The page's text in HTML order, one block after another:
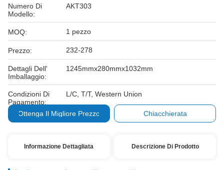
Numero Di
Modello:
AKT303
MOQ: 1 pezzo
Prezzo: 232-278
Dettagli Dell'
Imballaggio:
1245mmx280mmx1032mm
Condizioni Di
Pagamento:
L/C, T/T, Western Union
Ottenga Il Migliore Prezzo Chiacchierata
Informazione Dettagliata Descrizione Di Prodotto